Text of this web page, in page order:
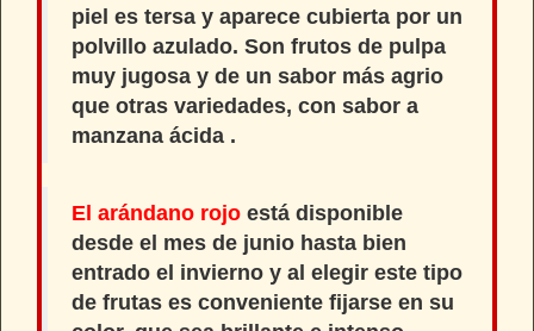
piel es tersa y aparece cubierta por un
polvillo azulado. Son frutos de pulpa
muy jugosa y de un sabor más agrio
que otras variedades, con sabor a
manzana ácida .
El arándano rojo está disponible
desde el mes de junio hasta bien
entrado el invierno y al elegir este tipo
de frutas es conveniente fijarse en su